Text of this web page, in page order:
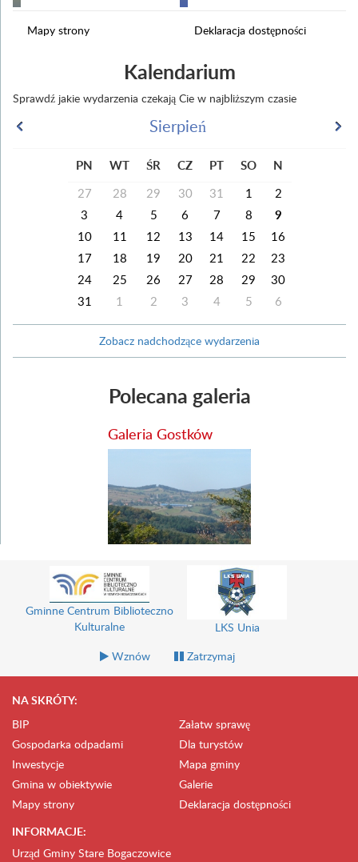
Mapy strony Deklaracja dostępności
Kalendarium
Sprawdź jakie wydarzenia czekają Cie w najbliższym czasie
Sierpień
PN WT ŚR CZ PT SO N
27 28 29 30 31 1
2
3
4 5 6 7 8 9
10 11 12 13 14 15
16
17
18 19 20 21 22
23
24
25 26 27 28 29
30
31
1 2 3 4 5 6
Zobacz nadchodzące wydarzenia
Polecana galeria
Galeria Gostków
Gminne Centrum Biblioteczno
Kulturalne
LKS Unia
Wznów
Zatrzymaj
NA SKRÓTY:
BIP
Załatw sprawę
Gospodarka odpadami
Dla turystów
Inwestycje
Mapa gminy
Gmina w obiektywie
Galerie
Mapy strony
Deklaracja dostępności
INFORMACJE:
Urząd Gminy Stare Bogaczowice